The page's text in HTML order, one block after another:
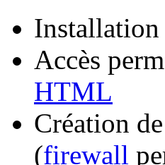
Installation
Accès
HTML
Création
(firewall